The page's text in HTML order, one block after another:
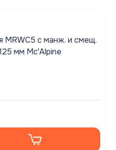
MRWC5 с манж. и смещ.
мм Mc'Alpine